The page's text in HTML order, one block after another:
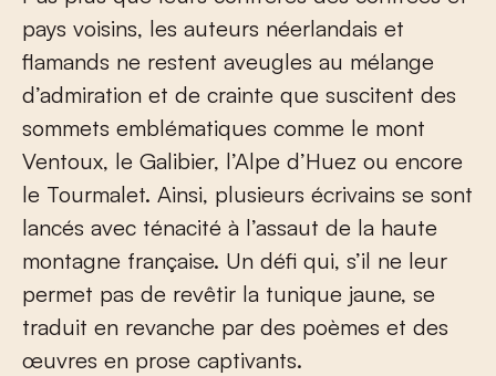
pays voisins, les auteurs néerlandais et
flamands ne restent aveugles au mélange
d’admiration et de crainte que suscitent des
sommets emblématiques comme le mont
Ventoux, le Galibier, l’Alpe d’Huez ou encore
le Tourmalet. Ainsi, plusieurs écrivains se sont
lancés avec ténacité à l’assaut de la haute
montagne française. Un défi qui, s’il ne leur
permet pas de revêtir la tunique jaune, se
traduit en revanche par des poèmes et des
œuvres en prose captivants.